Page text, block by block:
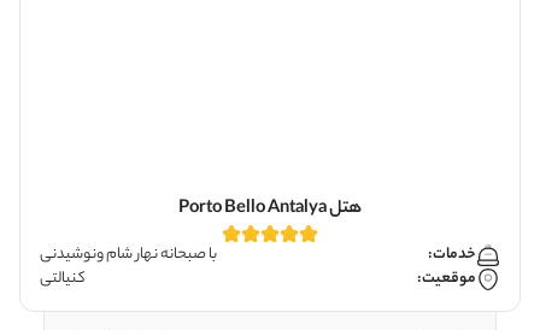
هتل Porto Bello Antalya
خدمات:
با صبحانه نهار شام ونوشیدنی
موقعیت:
کنیالتی